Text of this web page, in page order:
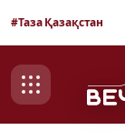
#Таза Қазақстан